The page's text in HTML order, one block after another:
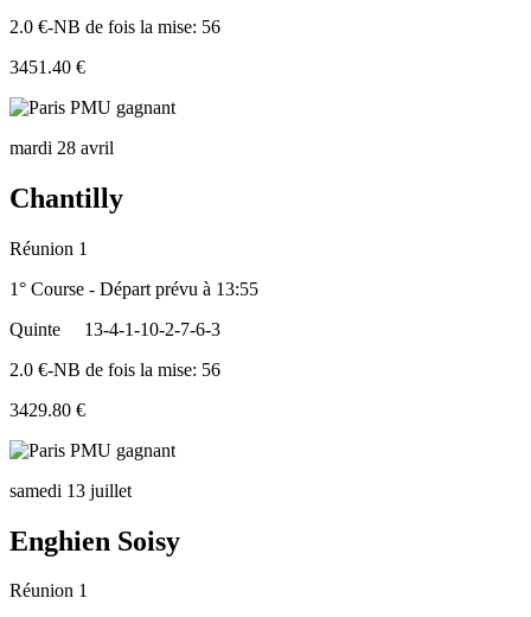
2.0 €-NB de fois la mise: 56
3451.40 €
mardi 28 avril
Chantilly
Réunion 1
1° Course - Départ prévu à 13:55
Quinte
13-4-1-10-2-7-6-3
2.0 €-NB de fois la mise: 56
3429.80 €
samedi 13 juillet
Enghien Soisy
Réunion 1